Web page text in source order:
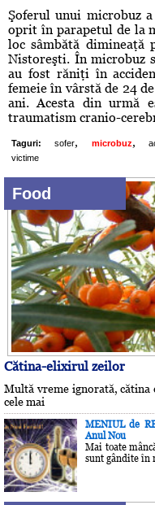
Şoferul unui microbuz
oprit în parapetul de la
loc sâmbătă dimineaţă
Nistoreşti. În microbuz
au fost răniţi în
femeie în vârstă de 24
ani. Acesta din urmă
traumatism cranio-
Taguri: sofer, microbuz,
victime
Food
Cătina-elixirul zeilor
Multă vreme ignorată, cătina
cele mai
MENIUL de
Anul Nou
Mai toate
sunt gândite în